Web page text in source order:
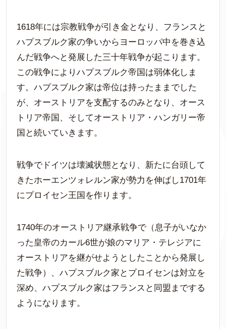
1618年には宗教戦争が引き金となり、フランスと
ハプスブルク家の争いからヨーロッパ中を巻き込
んだ戦争へと発展した三十年戦争が起こります。
この戦争によりハプスブルク帝国は弱体化しま
す。ハプスブルク家は帝位は持ったままでした
が、オーストリアを支配するのみとなり、オース
トリア帝国、そしてオーストリア・ハンガリー帝
国と続いていきます。
戦争でドイツは壊滅状態となり、新たに台頭して
きたホーエンツォレルン家が勢力を伸ばし1701年
にプロイセン王国を作ります。
1740年のオーストリア継承戦争で（息子がいなか
った皇帝のカール6世が娘のマリア・テレジアに
オーストリアを継がせようとしたことから発展し
た戦争）、ハプスブルク家とプロイセンは対立を
深め、ハプスブルク家はフランスと同盟までする
ようになります。